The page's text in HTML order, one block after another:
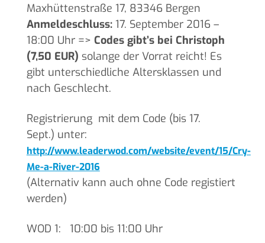
Maxhüttenstraße 17, 83346 Bergen
Anmeldeschluss:17. September 2016 –
18:00 Uhr => Codes gibt’s bei Christoph
(7,50 EUR) solange der Vorrat reicht! Es
gibt unterschiedliche Altersklassen und
nach Geschlecht.
Registrierung mit dem Code (bis 17.
Sept.) unter:
http://www.leaderwod.com/website/event/15/Cry-
Me-a-River-2016
(Alternativ kann auch ohne Code registiert
werden)
WOD 1: 10:00 bis 11:00 Uhr